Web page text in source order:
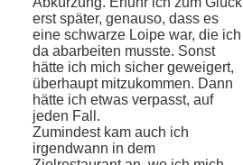
erst später, genauso, dass es
eine schwarze Loipe war, die ich
da abarbeiten musste. Sonst
hätte ich mich sicher geweigert,
überhaupt mitzukommen. Dann
hätte ich etwas verpasst, auf
jeden Fall.
Zumindest kam auch ich
irgendwann in dem